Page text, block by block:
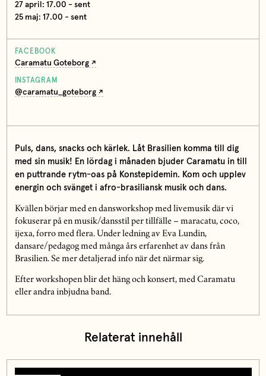
27 april: 17.00 - sent
25 maj: 17.00 - sent
FACEBOOK
Caramatu Goteborg
INSTAGRAM
@caramatu_goteborg
Puls, dans, snacks och kärlek. Låt Brasilien komma till dig
med sin musik! En lördag i månaden bjuder Caramatu in till
en puttrande rytm-oas på Konstepidemin. Kom och upplev
energin och svänget i afro-brasiliansk musik och dans.
Kvällen börjar med en dansworkshop med livemusik där vi
fokuserar på en musik/dansstil per tillfälle – maracatu, coco,
ijexa, forro med flera. Under ledning av Eva Lundin,
dansare/pedagog med många års erfarenhet av dans från
Brasilien. Se mer detaljerad info när det närmar sig.
Efter workshopen blir det häng och konsert, med Caramatu
eller andra inbjudna band.
Relaterat innehåll